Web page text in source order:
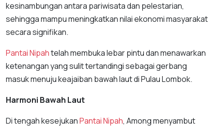
kesinambungan antara pariwisata dan pelestarian,
sehingga mampu meningkatkan nilai ekonomi masyarakat
secara signifikan.
Pantai Nipahtelah membuka lebar pintu dan menawarkan
ketenangan yang sulit tertandingi sebagai gerbang
masuk menuju keajaiban bawah laut di Pulau Lombok.
Harmoni Bawah Laut
Di tengah kesejukanPantai Nipah, Among menyambut